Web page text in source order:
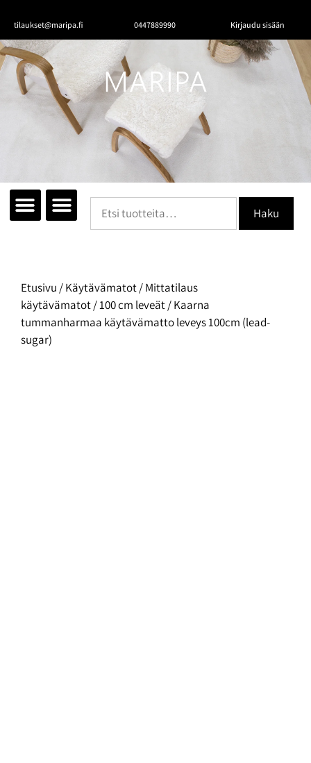
tilaukset@maripa.fi 0447889990 Kirjaudu sisään
Haku
Etusivu /Käytävämatot/Mittatilaus
käytävämatot/100 cm leveät/ Kaarna
tummanharmaa käytävämatto leveys 100cm (lead-
sugar)